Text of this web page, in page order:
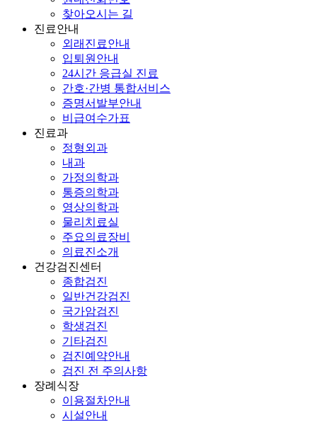
찾아오시는 길
진료안내
외래진료안내
입퇴원안내
24시간 응급실 진료
간호·간병 통합서비스
증명서발부안내
비급여수가표
진료과
정형외과
내과
가정의학과
통증의학과
영상의학과
물리치료실
주요의료장비
의료진소개
건강검진센터
종합검진
일반건강검진
국가암검진
학생검진
기타검진
검진예약안내
검진 전 주의사항
장례식장
이용절차안내
시설안내